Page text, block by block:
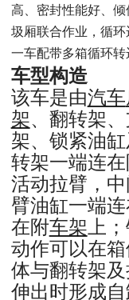
高、密封性能好、
圾厢联合作业，循
一车配带多箱循环转
车型构造
该车是由汽车
架、翻转架
架、锁紧油
转架一端连
活动拉臂，
臂油缸一端
在附车架上
动作可以在
体与翻转架
伸出时形成